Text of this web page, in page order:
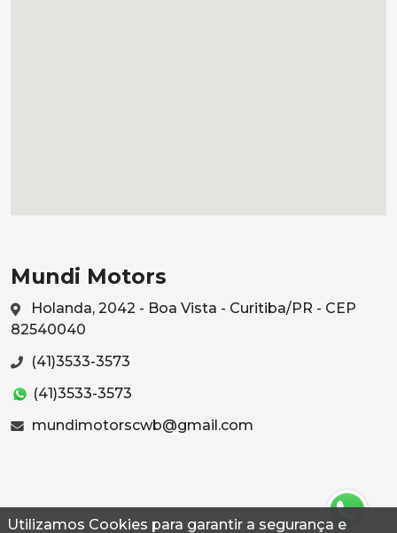
Utilizamos Cookies para garantir a segurança e
Mundi Motors
Holanda, 2042 - Boa Vista - Curitiba/PR - CEP
82540040
(41)3533-3573
(41)3533-3573
mundimotorscwb@gmail.com